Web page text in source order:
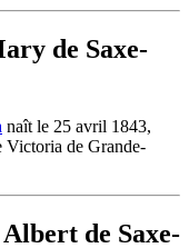
de Saxe-
naît le 25 avril 1843,
Victoria de Grande-
de Saxe-